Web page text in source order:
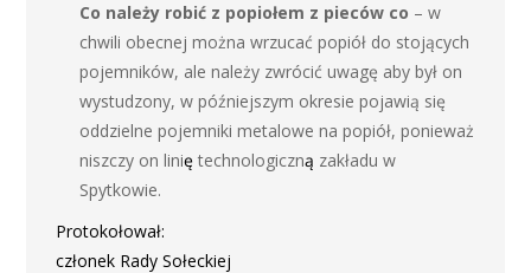
Co należy robić z popiołem z pieców co – w
chwili obecnej można wrzucać popiół do stojących
pojemników, ale należy zwrócić uwagę aby był on
wystudzony, w późniejszym okresie pojawią się
oddzielne pojemniki metalowe na popiół, ponieważ
niszczy on linię technologiczną zakładu w
Spytkowie.
Protokołował:
członek Rady Sołeckiej